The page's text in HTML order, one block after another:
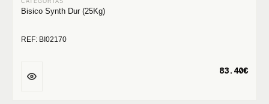
Bisico Synth Dur (25Kg)
REF: BI02170
83.40€